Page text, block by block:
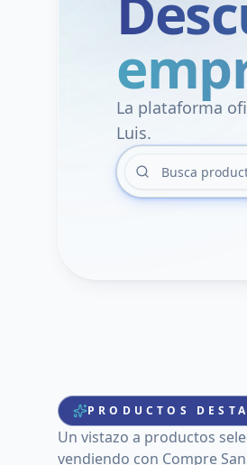
La plataforma
Luis.
PRODUCTOS
Un vistazo a productos
vendiendo con Compre